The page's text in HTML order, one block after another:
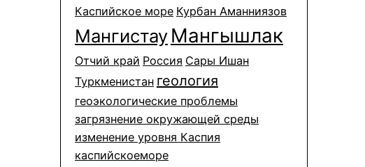
Каспийское море Курбан Аманниязов
МангистауМангышлак
Отчий край Россия Сары Ишан
Туркменистан геология
геоэкологические проблемы
загрязнение окружающей среды
изменение уровня Каспия
каспийскоеморе